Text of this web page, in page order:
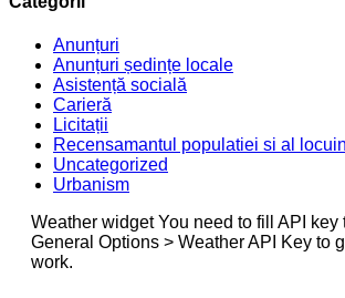
Anunțuri
Anunțuri ședințe locale
Asistență socială
Carieră
Licitații
Recensamantul populatiei si al
Uncategorized
Urbanism
Weather widgetYou need to fill API key
General Options > Weather API Key to
work.